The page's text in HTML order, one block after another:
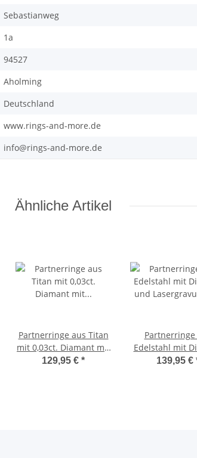
Sebastianweg
1a
94527
Aholming
Deutschland
www.rings-and-more.de
info@rings-and-more.de
Ähnliche Artikel
Partnerringe aus Titan
mit 0,03ct. Diamant mit
Lasergravur LUC72
129,95 € *
Partnerringe
Edelstahl mit
und 139,95 €